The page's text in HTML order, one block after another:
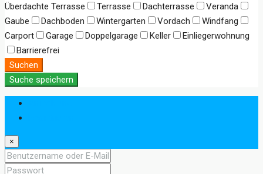
Überdachte Terrasse
Terrasse Dachterrasse
Veranda
Gaube
Dachboden Wintergarten Vordach
Windfang
Carport
Garage Doppelgarage Keller
Einliegerwohnung
Barrierefrei
Suchen
Suche speichern
×